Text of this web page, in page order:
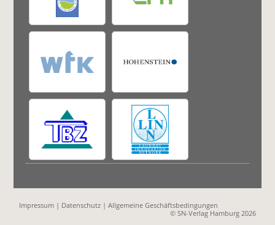
Impressum | Datenschutz |Allgemeine Geschäftsbedingungen
© SN-Verlag Hamburg 2026